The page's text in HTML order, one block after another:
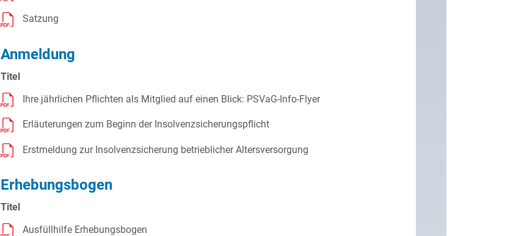
Satzung
Anmeldung
Titel
Ihre jährlichen Pflichten als Mitglied auf einen Blick: PSVaG-Info-Flyer
Erläuterungen zum Beginn der Insolvenzsicherungspflicht
Erstmeldung zur Insolvenzsicherung betrieblicher Altersversorgung
Erhebungsbogen
Titel
Ausfüllhilfe Erhebungsbogen